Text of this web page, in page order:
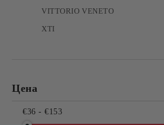
VITTORIO VENETO
XTI
Цена
€36 - €153